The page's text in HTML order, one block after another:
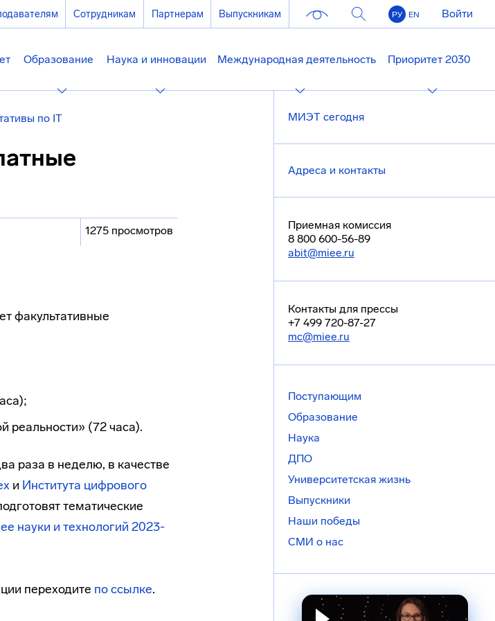
Сотрудникам Партнерам Выпускникам РУ EN Войти
Образование Наука и инновации Международная деятельность Приоритет 2030
по IT
1275 просмотров
факультативные
реальности» (72 часа).
раза в неделю, в качестве
и Института цифрового
тематические
науки и технологий 2023-
переходите по ссылке.
МИЭТ сегодня
Адреса и контакты
Приемная комиссия
8 800 600-56-89
abit@miee.ru
Контакты для прессы
+7 499 720-87-27
mc@miee.ru
Поступающим
Образование
Наука
ДПО
Университетская жизнь
Выпускники
Наши победы
СМИ о нас